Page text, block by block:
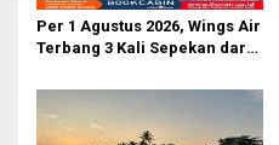
Per 1 Agustus 2026, Wings Air
Terbang 3 Kali Sepekan dari